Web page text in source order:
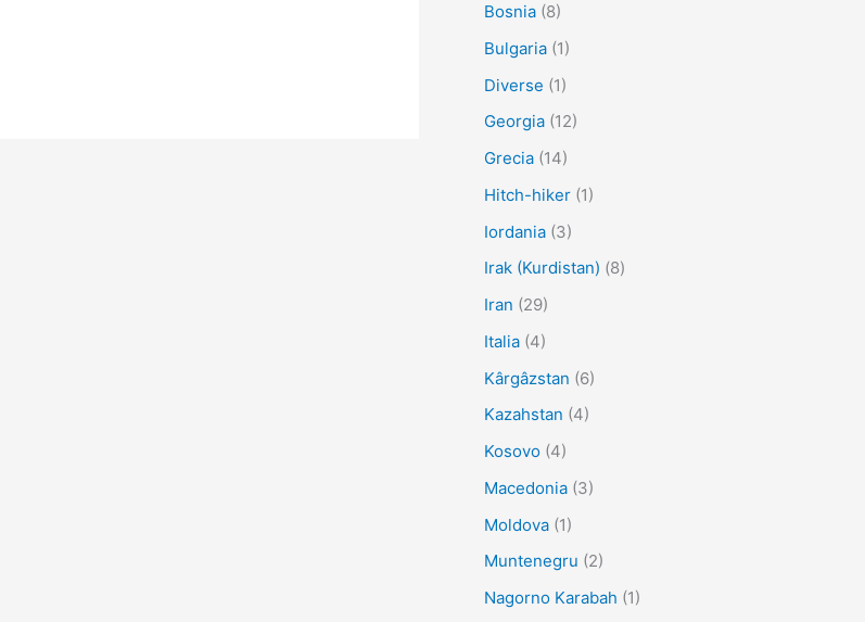
Bosnia(8)
Bulgaria(1)
Diverse (1)
Georgia(12)
Grecia(14)
Hitch-hiker(1)
Iordania(3)
Irak (Kurdistan) (8)
Iran (29)
Italia(4)
Kârgâzstan (6)
Kazahstan (4)
Kosovo(4)
Macedonia(3)
Moldova(1)
Muntenegru (2)
Nagorno Karabah (1)